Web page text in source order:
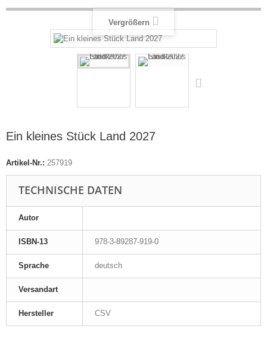
Vergrößern
Ein kleines Stück Land 2027
Artikel-Nr.: 257919
TECHNISCHE DATEN
Autor
ISBN-13 978-3-89287-919-0
Sprache deutsch
Versandart
Hersteller CSV